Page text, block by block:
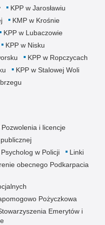
KPP w Jarosławiu
KMP w Krośnie
KPP w Lubaczowie
KPP w Nisku
KPP w Ropczycach
KPP w Stalowej Woli
Pozwolenia i licencje
Psycholog w Policji
Linki
obecnego Podkarpacia
Pożyczkowa
Emerytów i